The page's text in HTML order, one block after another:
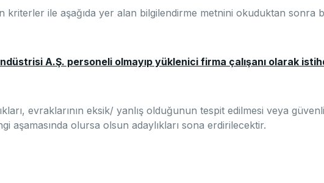
ile aşağıda yer alan bilgilendirme metnini okuduktan sonra
A.Ş. personeli olmayıp yüklenici firma çalışanı olarak
evraklarının eksik/ yanlış olduğunun tespit edilmesi veya
aşamasında olursa olsun adaylıkları sona erdirilecektir.